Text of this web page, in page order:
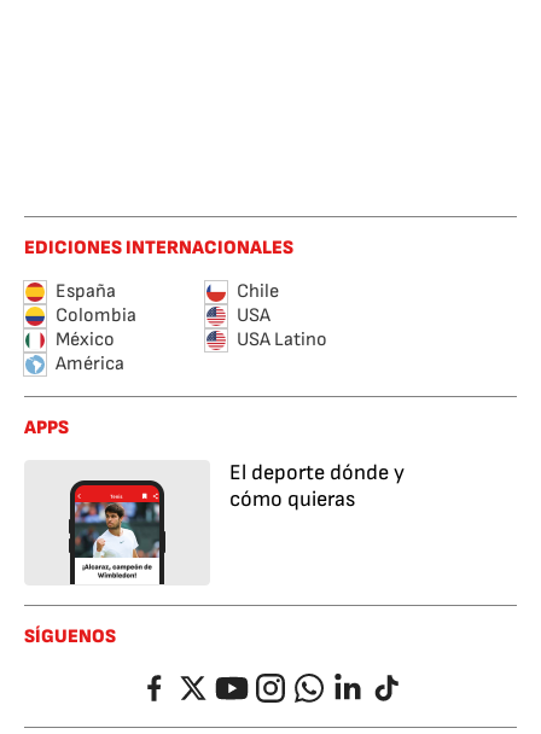
EDICIONES INTERNACIONALES
España
Chile
Colombia
USA
México
USA Latino
América
APPS
El deporte dónde y
cómo quieras
SÍGUENOS
FacebookTwitterYouTubeInstagramWhatsappLinkedIn
TikTok